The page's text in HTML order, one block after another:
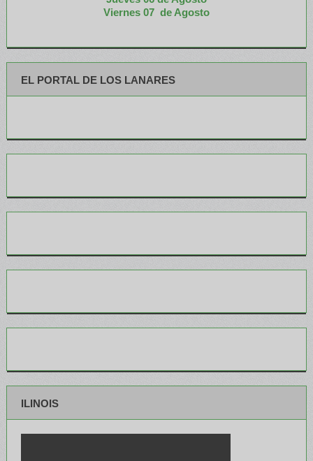
Viernes 07 de Agosto
EL PORTAL DE LOS LANARES
ILINOIS